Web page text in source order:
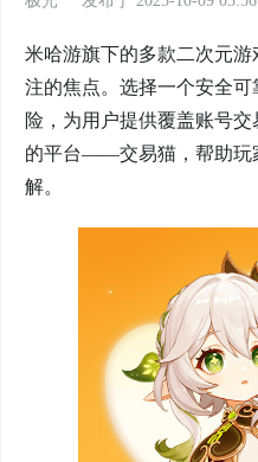
米哈游旗下的多款二次元
注的焦点。选择一个安全
险，为用户提供覆盖账号
的平台——交易猫，帮助玩
解。